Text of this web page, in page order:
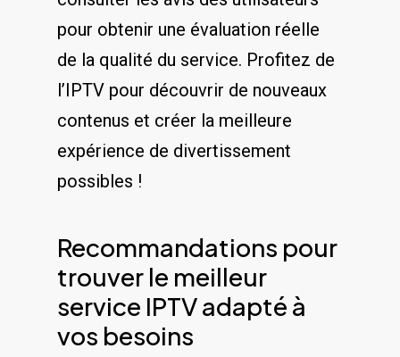
pour obtenir⁢ une évaluation réelle
‍de la ⁢qualité ⁢du service. Profitez​ de‍
l’IPTV pour découvrir de nouveaux
contenus et créer‍ la meilleure
expérience de divertissement
possibles⁣ !
Recommandations pour
trouver le meilleur
service⁣ IPTV ‌adapté à
vos besoins